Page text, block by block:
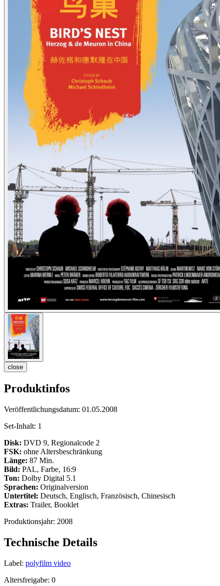
close
Produktinfos
Veröffentlichungsdatum: 01.05.2008
Set-Inhalt: 1
Disk: DVD 9, Regionalcode 2
FSK: ohne Altersbeschränkung
Länge: 87 Min.
Bild: PAL, Farbe, 16:9
Ton: Dolby Digital 5.1
Sprachen: Originalversion
Untertitel: Deutsch, Englisch, Französisch, Chinesisch
Extras: Trailer, Booklet
Produktionsjahr: 2008
Technische Details
Label: polyfilm video
Altersfreigabe: 0